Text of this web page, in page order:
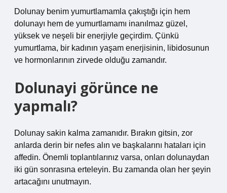
Dolunay benim yumurtlamamla çakıştığı için hem
dolunayı hem de yumurtlamamı inanılmaz güzel,
yüksek ve neşeli bir enerjiyle geçirdim. Çünkü
yumurtlama, bir kadının yaşam enerjisinin, libidosunun
ve hormonlarının zirvede olduğu zamandır.
Dolunayi görünce ne
yapmalı?
Dolunay sakin kalma zamanıdır. Bırakın gitsin, zor
anlarda derin bir nefes alın ve başkalarını hataları için
affedin. Önemli toplantılarınız varsa, onları dolunaydan
iki gün sonrasına erteleyin. Bu zamanda olan her şeyin
artacağını unutmayın.